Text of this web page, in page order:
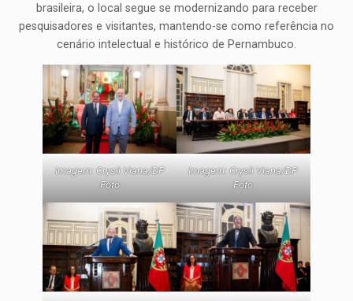
brasileira, o local segue se modernizando para receber
pesquisadores e visitantes, mantendo-se como referência no
cenário intelectual e histórico de Pernambuco.
Imagem: Crysli Viana/DP
Foto
Imagem: Crysli Viana/DP
Foto